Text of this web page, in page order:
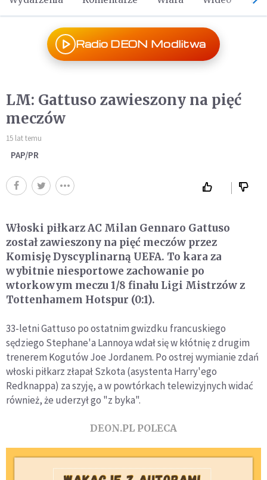
Radio DEON Modlitwa
LM: Gattuso zawieszony na pięć
meczów
15 lat temu
PAP/PR
Włoski piłkarz AC Milan Gennaro Gattuso
został zawieszony na pięć meczów przez
Komisję Dyscyplinarną UEFA. To kara za
wybitnie niesportowe zachowanie po
wtorkowym meczu 1/8 finału Ligi Mistrzów z
Tottenhamem Hotspur (0:1).
33-letni Gattuso po ostatnim gwizdku francuskiego
sędziego Stephane'a Lannoya wdał się w kłótnię z drugim
trenerem Kogutów Joe Jordanem. Po ostrej wymianie zdań
włoski piłkarz złapał Szkota (asystenta Harry'ego
Redknappa) za szyję, a w powtórkach telewizyjnych widać
również, że uderzył go "z byka".
DEON.PL POLECA